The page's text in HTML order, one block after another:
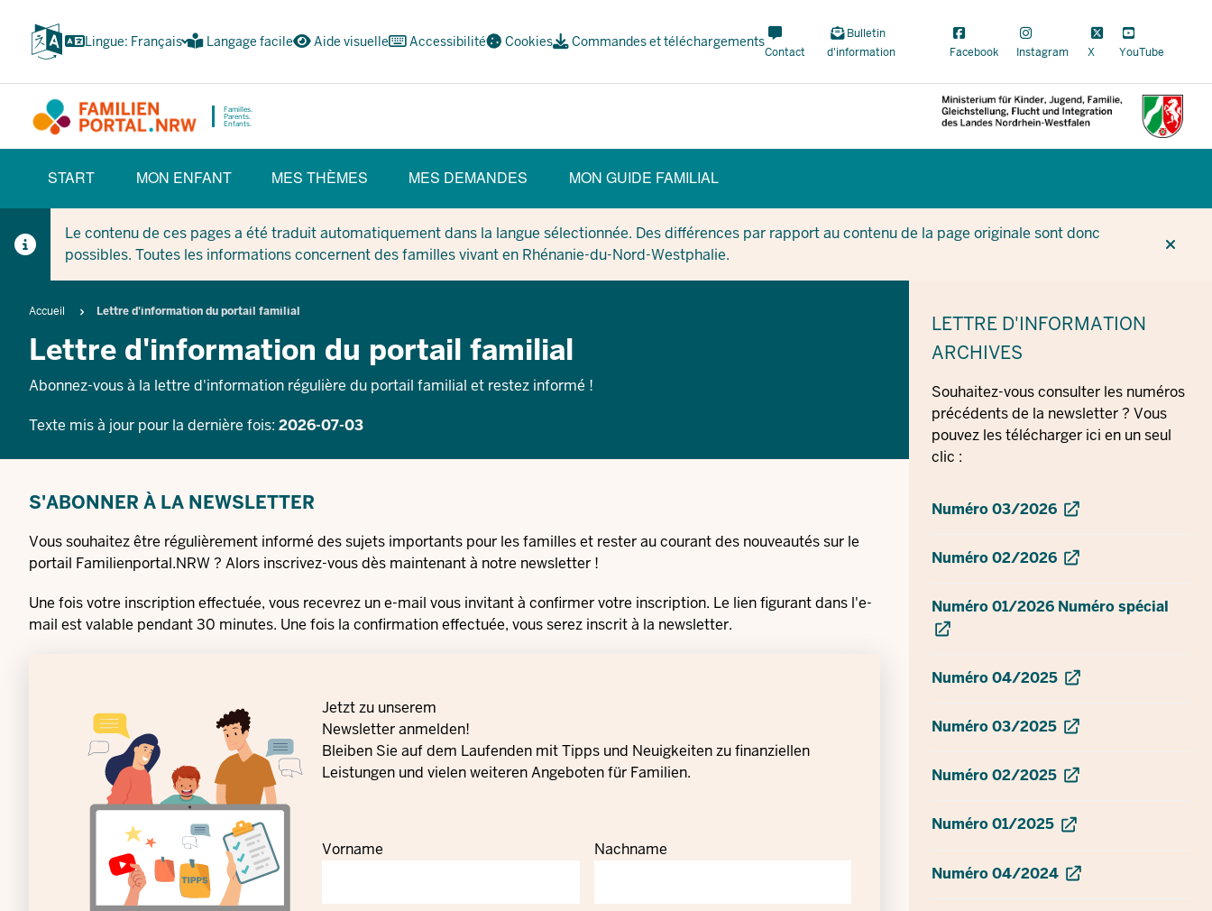
principal
Lingue: Français Langage facile Aide visuelle Accessibilité Cookies Commandes et téléchargements Meta
Navi
Contact
Bulletin
d'information
Facebook Instagram X YouTube
Familles.
Parents.
Enfants.
(BÜRGERBEREICH)
START MON ENFANT MES THÈMES MES DEMANDES MON GUIDE FAMILIAL
Le contenu de ces pages a été traduit automatiquement dans la langue sélectionnée. Des différences par rapport au contenu de la page originale sont donc
possibles. Toutes les informations concernent des familles vivant en Rhénanie-du-Nord-Westphalie.
Breadcrumb
Accueil Lettre d'information du portail familial
Lettre d'information du portail familial
Abonnez-vous à la lettre d'information régulière du portail familial et restez informé !
Texte mis à jour pour la dernière fois: 2026-07-03
S'ABONNER À LA NEWSLETTER
Vous souhaitez être régulièrement informé des sujets importants pour les familles et rester au courant des nouveautés sur le
portail Familienportal.NRW ? Alors inscrivez-vous dès maintenant à notre newsletter !
Une fois votre inscription effectuée, vous recevrez un e-mail vous invitant à confirmer votre inscription. Le lien figurant dans l'e-
mail est valable pendant 30 minutes. Une fois la confirmation effectuée, vous serez inscrit à la newsletter.
Jetzt zu unserem
Newsletter anmelden!
Bleiben Sie auf dem Laufenden mit Tipps und Neuigkeiten zu finanziellen
Leistungen und vielen weiteren Angeboten für Familien.
Vorname Nachname
LETTRE D'INFORMATION
ARCHIVES
Souhaitez-vous consulter les numéros
précédents de la newsletter ? Vous
pouvez les télécharger ici en un seul
clic :
Numéro 03/2026
Numéro 02/2026
Numéro 01/2026 Numéro spécial
Numéro 04/2025
Numéro 03/2025
Numéro 02/2025
Numéro 01/2025
Numéro 04/2024